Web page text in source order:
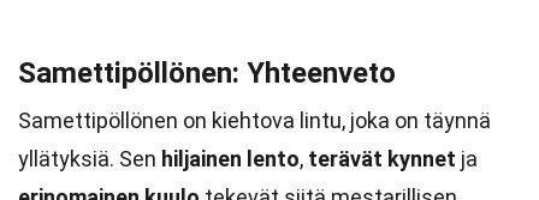
Samettipöllönen: Yhteenveto
Samettipöllönen on kiehtova lintu, joka on täynnä
yllätyksiä. Sen hiljainen lento, terävät kynnet ja